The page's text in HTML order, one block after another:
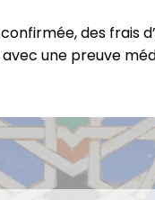
des frais
une preuve